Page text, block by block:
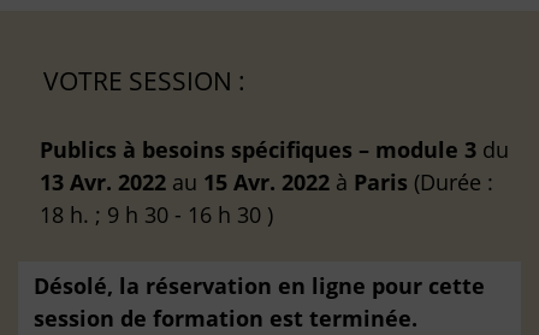
VOTRE SESSION :
Publics à besoins spécifiques – module 3 du
13 Avr. 2022 au 15 Avr. 2022 à Paris (Durée :
18 h. ; 9 h 30 - 16 h 30 )
Désolé, la réservation en ligne pour cette
session de formation est terminée.